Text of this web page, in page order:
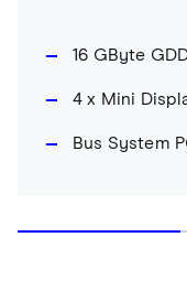
16 GByte
4 x Mini
Bus System